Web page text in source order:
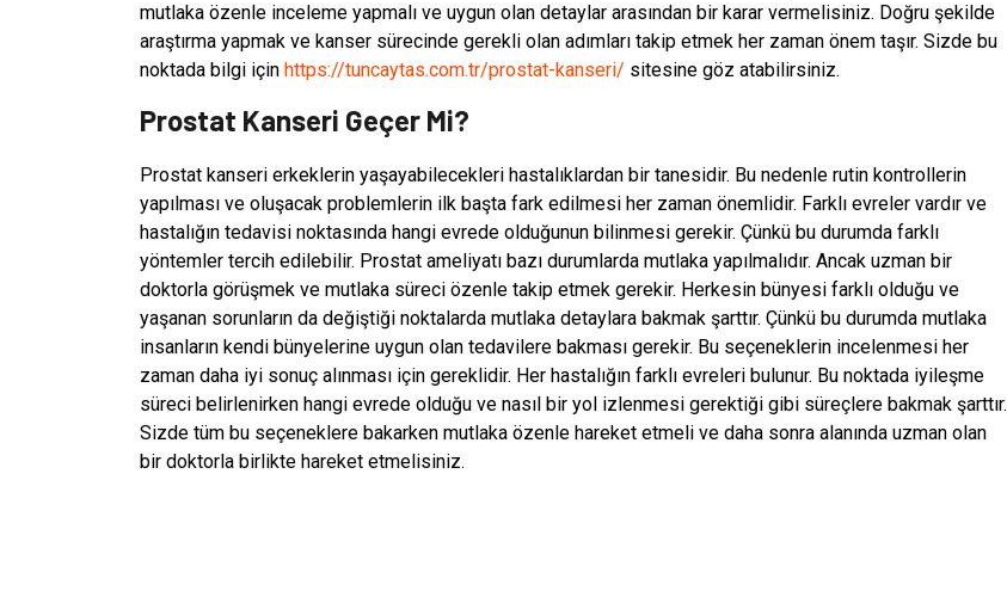
mutlaka özenle inceleme yapmalı ve uygun olan detaylar arasından bir karar vermelisiniz. Doğru şekilde
araştırma yapmak ve kanser sürecinde gerekli olan adımları takip etmek her zaman önem taşır. Sizde bu
noktada bilgi için https://tuncaytas.com.tr/prostat-kanseri/ sitesine göz atabilirsiniz.
Prostat Kanseri Geçer Mi?
Prostat kanseri erkeklerin yaşayabilecekleri hastalıklardan bir tanesidir. Bu nedenle rutin kontrollerin
yapılması ve oluşacak problemlerin ilk başta fark edilmesi her zaman önemlidir. Farklı evreler vardır ve
hastalığın tedavisi noktasında hangi evrede olduğunun bilinmesi gerekir. Çünkü bu durumda farklı
yöntemler tercih edilebilir. Prostat ameliyatı bazı durumlarda mutlaka yapılmalıdır. Ancak uzman bir
doktorla görüşmek ve mutlaka süreci özenle takip etmek gerekir. Herkesin bünyesi farklı olduğu ve
yaşanan sorunların da değiştiği noktalarda mutlaka detaylara bakmak şarttır. Çünkü bu durumda mutlaka
insanların kendi bünyelerine uygun olan tedavilere bakması gerekir. Bu seçeneklerin incelenmesi her
zaman daha iyi sonuç alınması için gereklidir. Her hastalığın farklı evreleri bulunur. Bu noktada iyileşme
süreci belirlenirken hangi evrede olduğu ve nasıl bir yol izlenmesi gerektiği gibi süreçlere bakmak şarttır.
Sizde tüm bu seçeneklere bakarken mutlaka özenle hareket etmeli ve daha sonra alanında uzman olan
bir doktorla birlikte hareket etmelisiniz.